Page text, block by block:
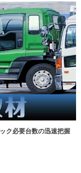
ク必要台数の迅速把握